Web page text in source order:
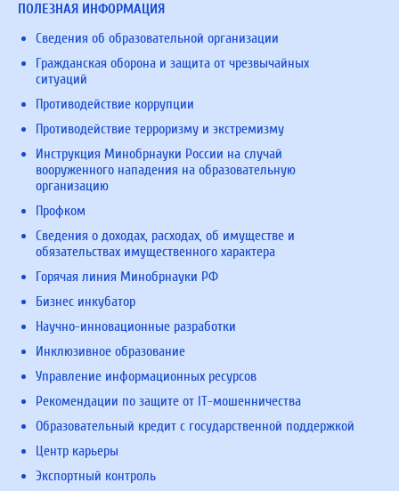
ПОЛЕЗНАЯ ИНФОРМАЦИЯ
Сведения об образовательной организации
Гражданская оборона и защита от чрезвычайных
ситуаций
Противодействие коррупции
Противодействие терроризму и экстремизму
Инструкция Минобрнауки России на случай
вооруженного нападения на образовательную
организацию
Профком
Сведения о доходах, расходах, об имуществе и
обязательствах имущественного характера
Горячая линия Минобрнауки РФ
Бизнес инкубатор
Научно-инновационные разработки
Инклюзивное образование
Управление информационных ресурсов
Рекомендации по защите от IT-мошенничества
Образовательный кредит с государственной поддержкой
Центр карьеры
Экспортный контроль